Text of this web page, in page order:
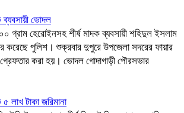
ব্যবসায়ী ভোদল
গ্রাম হেরোইনসহ শীর্ষ মাদক ব্যবসায়ী শহিদুল ইসলাম
পুলিশ। শুক্রবার দুপুরে উপজেলা সদরের ফায়ার
করা হয়। ভোদল গোদাগাড়ী পৌরসভার
লাখ টাকা জরিমানা